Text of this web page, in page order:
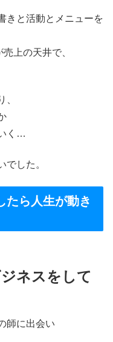
きと活動とメニューを
上の天井で、
、
く…
でした。
たら人生が動き
ネスをして
師に出会い